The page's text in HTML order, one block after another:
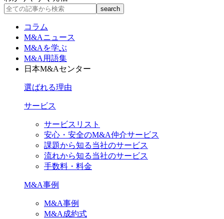
コラム
M&Aニュース
M&Aを学ぶ
M&A用語集
日本M&Aセンター
選ばれる理由
サービス
サービスリスト
安心・安全のM&A仲介サービス
課題から知る当社のサービス
流れから知る当社のサービス
手数料・料金
M&A事例
M&A事例
M&A成約式